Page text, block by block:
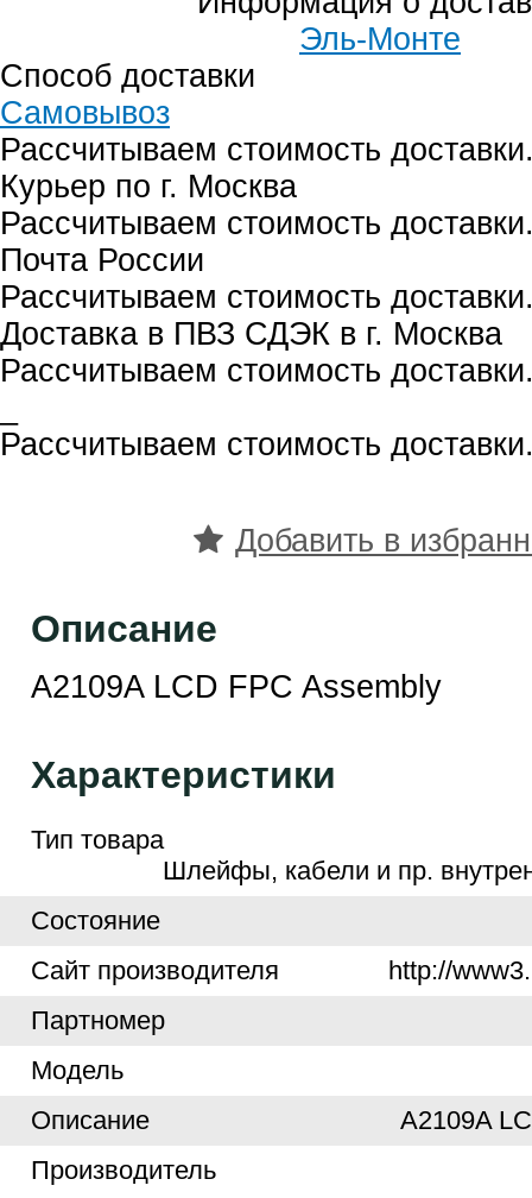
Эль-Монте
Способ доставки
Самовывоз
Рассчитываем стоимость
Курьер по г. Москва
Рассчитываем стоимость
Почта России
Рассчитываем стоимость
Доставка в ПВЗ СДЭК в г. Москва
Рассчитываем стоимость
Рассчитываем стоимость
Добавить в
Описание
A2109A LCD FPC Assembly
Характеристики
Тип товара
Шлейфы, кабели и пр.
Cостояние
Cайт производителя
http://
Партномер
Модель
Описание
A2109A
Производитель